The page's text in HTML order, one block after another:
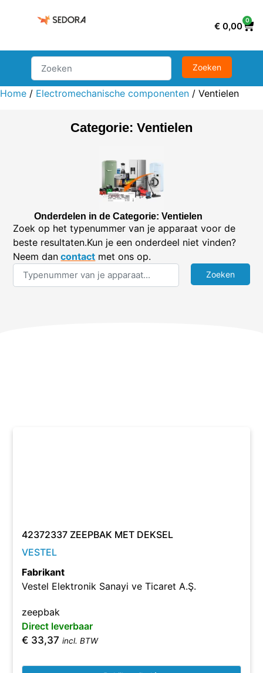
€ 0,00
0
Home / Electromechanische componenten / Ventielen
Categorie: Ventielen
Onderdelen in de Categorie: Ventielen
Zoek op het typenummer van je apparaat voor de
beste resultaten.Kun je een onderdeel niet vinden?
Neem dan contact met ons op.
42372337 ZEEPBAK MET DEKSEL
VESTEL
Fabrikant
Vestel Elektronik Sanayi ve Ticaret A.Ş.
zeepbak
Direct leverbaar
€ 33,37 incl. BTW